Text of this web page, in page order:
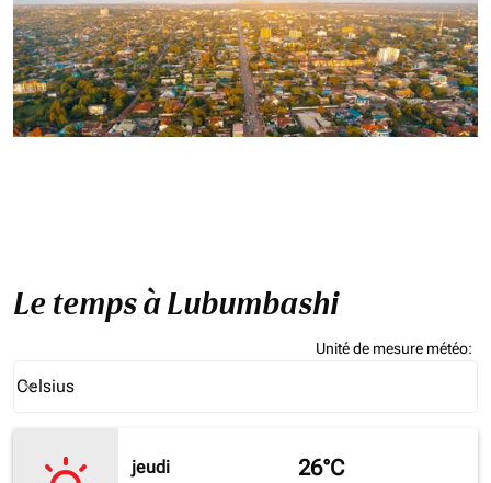
Le temps à Lubumbashi
Unité de mesure météo:
Celsius
keyboard_arrow_down
jeudi
26°C